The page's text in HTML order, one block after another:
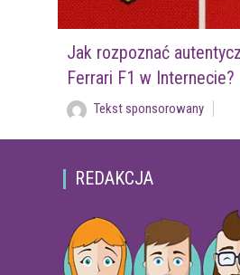
Jak rozpoznać
Ferrari F1 w Internecie?
Tekst sponsorowany
REDAKCJA